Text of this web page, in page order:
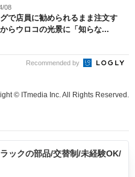
08
で店員に勧められるまま注文す
ウロコの光景に「知らな...
Recommended by
© ITmedia Inc. All Rights Reserved.
ックの部品/交替制/未経験OK/